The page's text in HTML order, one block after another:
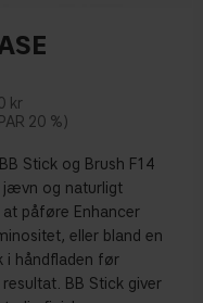
kr
20 %
Stick og Brush F14
jævn og naturligt
påføre Enhancer
eller bland en
i håndfladen før
BB Stick giver